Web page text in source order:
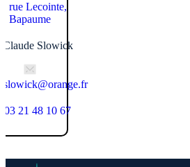
rue Lecointe,
Bapaume
Claude Slowick
03 21 48 10 67